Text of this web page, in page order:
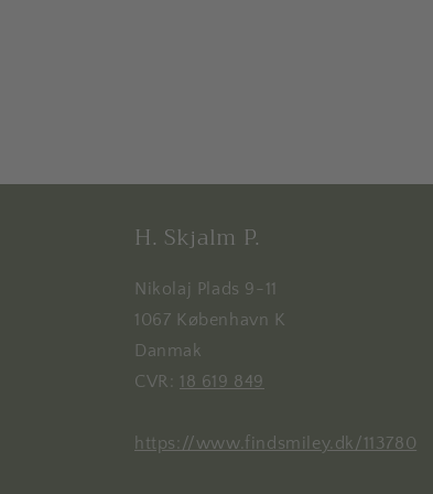
H. Skjalm P.
Nikolaj Plads 9-11
1067 København K
Danmak
CVR: 18 619 849
https://www.findsmiley.dk/113780